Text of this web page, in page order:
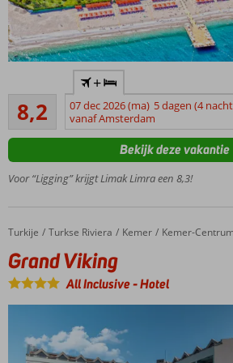
direct
aan het
strand
voor de
8,2Zeer goed
235
beoordelingen
+
07 dec 2026 (ma) 5 dagen (4
vanaf Amsterdam
Voor “Ligging” krijgt Limak Limra een 8,3!
Bekijk deze vakantie
Home
Turkije Turkse Riviera Kemer Kemer-Centrum
Grand Viking
Grand Viking
All Inclusive-Hotel